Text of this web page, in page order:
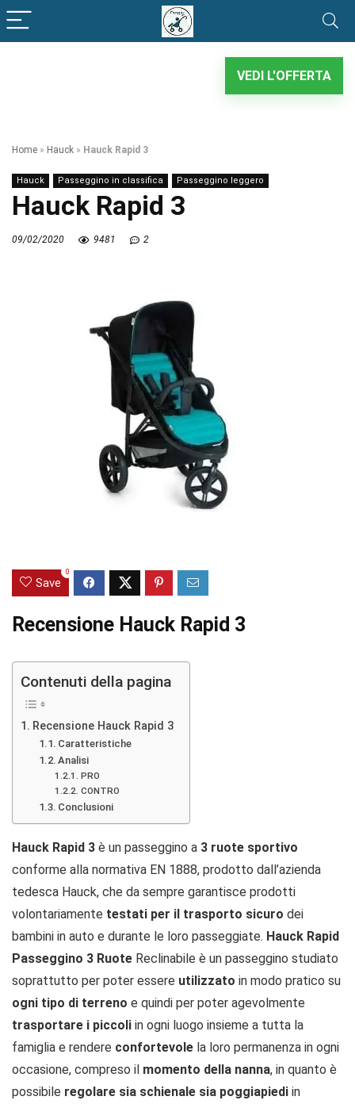
VEDI L'OFFERTA
Home » Hauck » Hauck Rapid 3
Hauck Passeggino in classifica Passeggino leggero
Hauck Rapid 3
09/02/2020 9481 2
Save
0
Recensione Hauck Rapid 3
Contenuti della pagina
Recensione Hauck Rapid 3
Caratteristiche
Analisi
PRO
CONTRO
Conclusioni
Hauck Rapid 3 è un passeggino a 3 ruote sportivo
conforme alla normativa EN 1888, prodotto dall’azienda
tedesca Hauck, che da sempre garantisce prodotti
volontariamente testati per il trasporto sicuro dei
bambini in auto e durante le loro passeggiate. Hauck Rapid
Passeggino 3 Ruote Reclinabile è un passeggino studiato
soprattutto per poter essere utilizzato in modo pratico su
ogni tipo di terreno e quindi per poter agevolmente
trasportare i piccoli in ogni luogo insieme a tutta la
famiglia e rendere confortevole la loro permanenza in ogni
occasione, compreso il momento della nanna, in quanto è
possibile regolare sia schienale sia poggiapiedi in